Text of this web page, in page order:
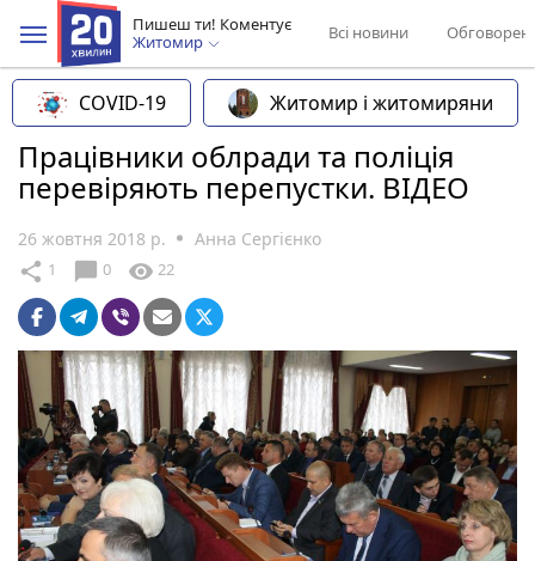
Пишеш ти! Коментує
Житомир
Всі новини
COVID-19 Житомир і житомиряни
Працівники облради та поліція
перевіряють перепустки. ВІДЕО
26 жовтня 2018 р. Анна Сергієнко
share 1 chat_bubble 0 visibility 22